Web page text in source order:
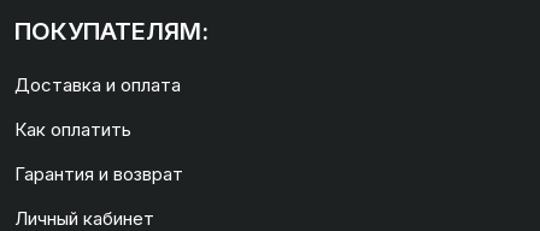
ПОКУПАТЕЛЯМ:
Доставка и оплата
Как оплатить
Гарантия и возврат
Личный кабинет